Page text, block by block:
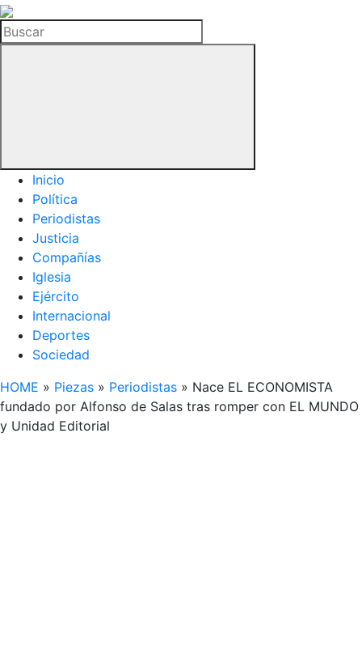
La
Hemeroteca
del
Buscar
Inicio
Política
Periodistas
Justicia
Compañías
Iglesia
Ejército
Internacional
Deportes
Sociedad
HOME » Piezas » Periodistas » Nace EL ECONOMISTA
fundado por Alfonso de Salas tras romper con EL MUNDO
y Unidad Editorial